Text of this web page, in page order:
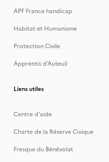
APF France handicap
Habitat et Humanisme
Protection Civile
Apprentis d’Auteuil
Liens utiles
Centre d'aide
Charte de la Réserve Civique
Fresque du Bénévolat